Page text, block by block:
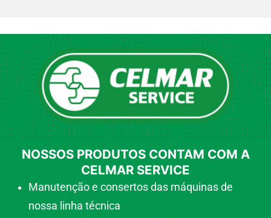
NOSSOS PRODUTOS CONTAM COM A
CELMAR SERVICE
Manutenção e consertos das máquinas de
nossa linha técnica